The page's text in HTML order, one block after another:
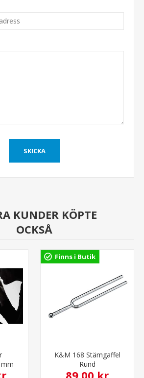
KUNDER KÖPTE
OCKSÅ
Finns i Butik
K&M 168 Stämgaffel
Rund
89,00 kr